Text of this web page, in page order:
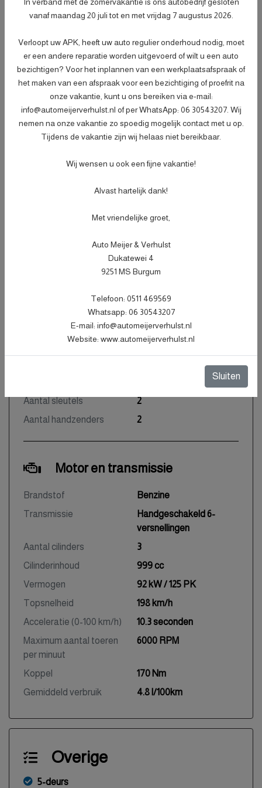
- Verlichtingscontrole;
- Bandenspanningscontrole;
- Vrijwaren eventuele inruilauto;
- Auto is of wordt gepoetst;
- 3 maanden garantie;
- Wasbeurt bij aflevering.
Meer informatie € 499,-
Specificaties
JVT26B
83.201 KM
Station
Stof
Interieurkleur
Zwart
Aantal deuren
5
Aantal sleutels
2
Aantal handzenders
2
Motor en transmissie
Brandstof
Benzine
Transmissie
Handgeschakeld 6-
versnellingen
Aantal cilinders
3
Cilinderinhoud
999 cc
Vermogen
92 kW / 125 PK
Topsnelheid
198 km/h
Acceleratie (0-100 km/h)
10.3 seconden
Maximum aantal toeren
per minuut
6000 RPM
Koppel
170 Nm
Gemiddeld verbruik
4.8 l/100km
Overige
5-deurs
vanaf maandag 20 juli tot en met vrijdag 7 augustus 2026.
Verloopt uw APK, heeft uw auto regulier onderhoud nodig, moet
er een andere reparatie worden uitgevoerd of wilt u een auto
bezichtigen? Voor het inplannen van een werkplaatsafspraak of
het maken van een afspraak voor een bezichtiging of proefrit na
onze vakantie, kunt u ons bereiken via e-mail:
info@automeijerverhulst.nl of per WhatsApp: 06 30543207. Wij
nemen na onze vakantie zo spoedig mogelijk contact met u op.
Tijdens de vakantie zijn wij helaas niet bereikbaar.
Wij wensen u ook een fijne vakantie!
Alvast hartelijk dank!
Met vriendelijke groet,
Auto Meijer & Verhulst
Dukatewei 4
9251 MS Burgum
Telefoon: 0511 469569
Whatsapp: 06 30543207
E-mail: info@automeijerverhulst.nl
Website: www.automeijerverhulst.nl
Sluiten